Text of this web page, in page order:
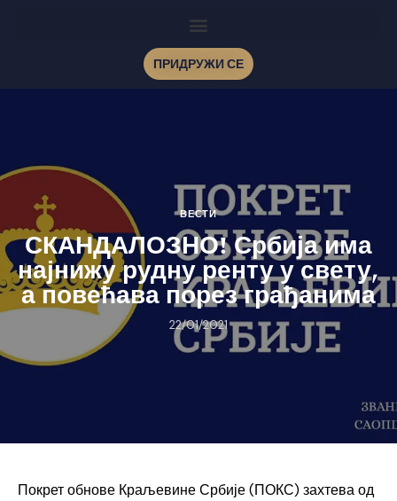
ПРИДРУЖИ СЕ
ВЕСТИ
СКАНДАЛОЗНО! Србија има
најнижу рудну ренту у свету,
а повећава порез грађанима
22/01/2021
Покрет обнове Краљевине Србије (ПОКС) захтева од